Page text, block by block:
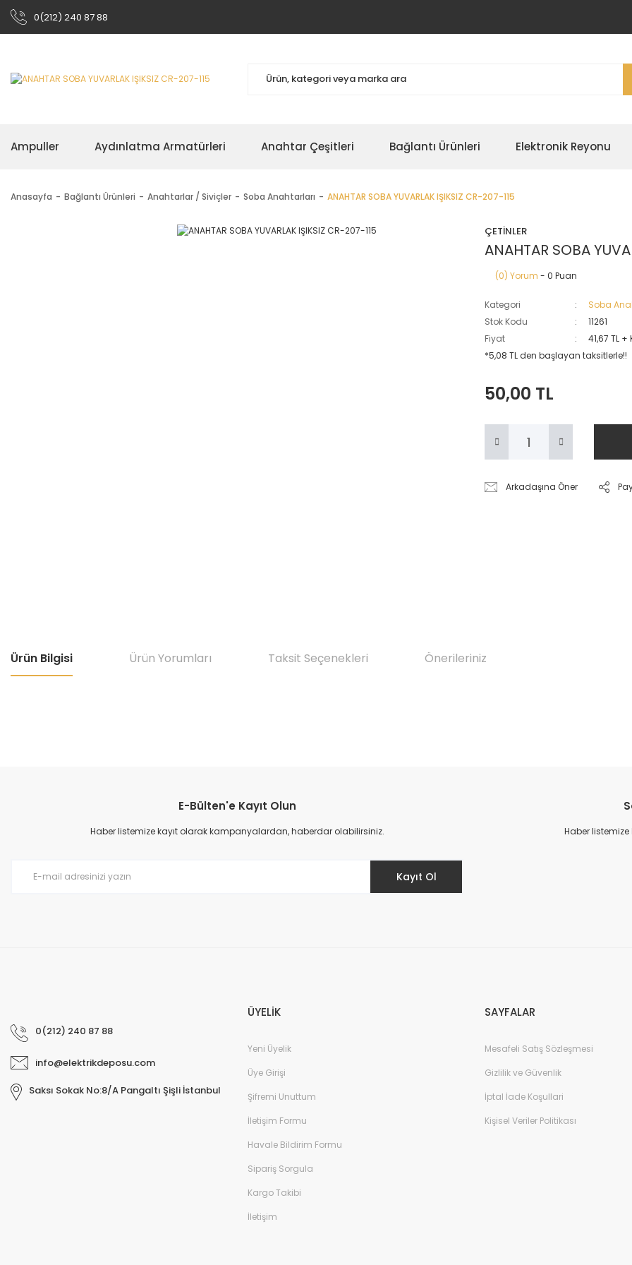
0(212) 240 87 88
Ampuller Aydınlatma Armatürleri Anahtar Çeşitleri Bağlantı Ürünleri Elektronik Reyonu
Anasayfa Bağlantı Ürünleri Anahtarlar / Siviçler Soba Anahtarları ANAHTAR SOBA YUVARLAK IŞIKSIZ CR-207-115
ÇETİNLER
ANAHTAR SOBA
(0) Yorum - 0 Puan
Kategori
Soba
Stok Kodu
11261
Fiyat
41,67 TL +
*5,08 TL den başlayan taksitlerle!!
50,00 TL
Arkadaşına Öner
Ürün Bilgisi Ürün Yorumları Taksit Seçenekleri Önerileriniz
Ürün resmi kalitesiz, bozuk veya görüntülenemiyor.
Ürün açıklamasında eksik bilgiler bulunuyor.
E-Bülten'e Kayıt Olun
Haber listemize kayıt olarak kampanyalardan, haberdar olabilirsiniz.
Kayıt Ol
Haber
0(212) 240 87 88
info@elektrikdeposu.com
Saksı Sokak No:8/A Pangaltı Şişli İstanbul
ÜYELİK
Yeni Üyelik
Üye Girişi
Şifremi Unuttum
İletişim Formu
Havale Bildirim Formu
Sipariş Sorgula
Kargo Takibi
İletişim
SAYFALAR
Mesafeli Satış Sözleşmesi
Gizlilik ve Güvenlik
İptal İade Koşullari
Kişisel Veriler Politikası